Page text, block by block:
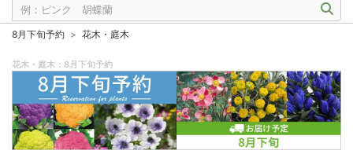
8月下旬予約 花木・庭木
花木・庭木：8月下旬予約